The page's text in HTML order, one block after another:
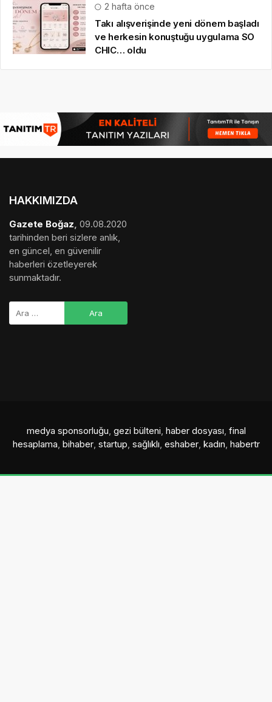
2 hafta önce
Takı alışverişinde yeni dönem başladı
ve herkesin konuştuğu uygulama SO
CHIC… oldu
HAKKIMIZDA
Gazete Boğaz, 09.08.2020
tarihinden beri sizlere anlık,
en güncel, en güvenilir
haberleri özetleyerek
sunmaktadır.
medya sponsorluğu, gezi bülteni, haber dosyası, final
hesaplama, bihaber, startup, sağlıklı, eshaber, kadın, habertr